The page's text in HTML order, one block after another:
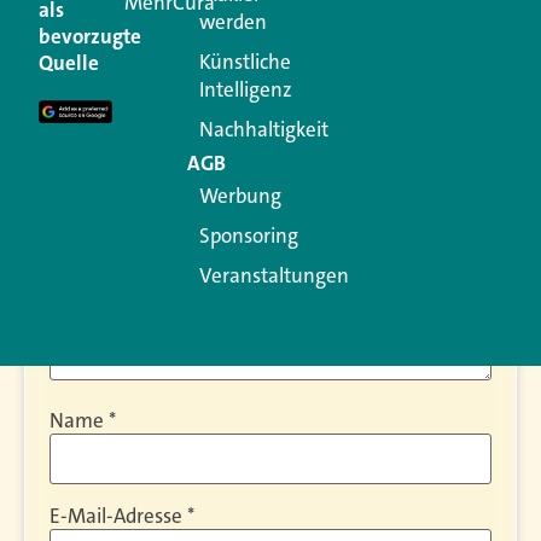
Ihre E-Mail-Adresse wird nicht veröffentlicht.
Erforderliche Felder sind mit
Kommentar
Name *
E-Mail-Adresse *
als
bevorzugte
Quelle
werden
Künstliche
Intelligenz
Nachhaltigkeit
AGB
Werbung
Sponsoring
Veranstaltungen